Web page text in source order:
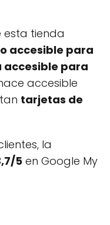
esta tienda
accesible para
accesible para
accesible
tarjetas de
la
5 en Google My